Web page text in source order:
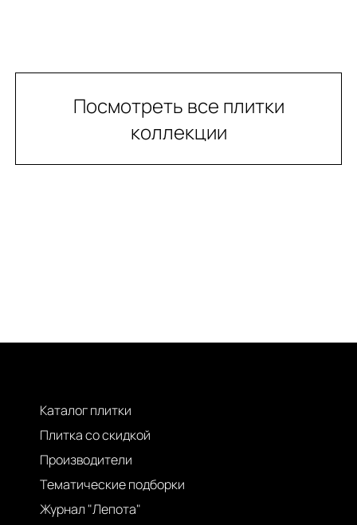
Посмотреть все плитки
коллекции
Каталог плитки
Плитка со скидкой
Производители
Тематические подборки
Журнал "Лепота"